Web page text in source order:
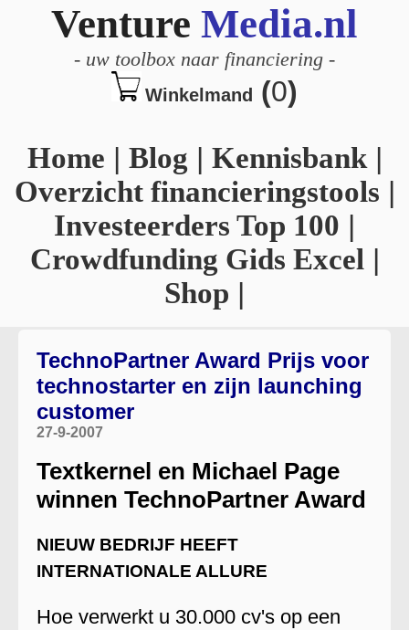
Venture Media.nl
- uw toolbox naar financiering -
Winkelmand (0)
Home | Blog | Kennisbank|
Overzicht financieringstools |
Investeerders Top 100 |
Crowdfunding Gids Excel |
Shop |
TechnoPartner Award Prijs voor
technostarter en zijn launching
customer
27-9-2007
Textkernel en Michael Page
winnen TechnoPartner Award
NIEUW BEDRIJF HEEFT
INTERNATIONALE ALLURE
Hoe verwerkt u 30.000 cv's op een